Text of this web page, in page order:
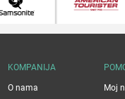
KOMPANIJA
O nama
Moj